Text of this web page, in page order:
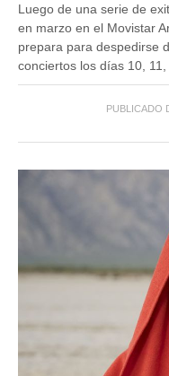
Luego de una serie de
en marzo en el Movistar
prepara para despedirse
conciertos los días 10,
PUBLICADO